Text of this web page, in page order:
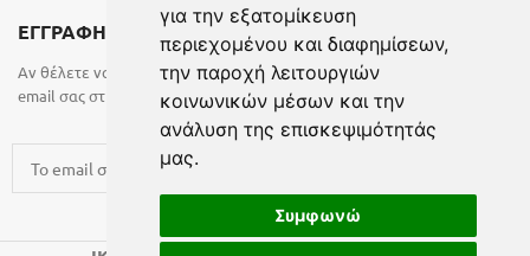
για την εξατομίκευση
περιεχομένου και διαφημίσεων,
την παροχή λειτουργιών
κοινωνικών μέσων και την
ανάλυση της επισκεψιμότητάς
μας.
Συμφωνώ
ΕΓΓΡΑΦΗ ΣΤΟ NEWSLETTER
Αν θέλετε να λαμβάνετε ενημερωτικά email συμπληρώστε το
email σας στην παρακάτω φόρμα